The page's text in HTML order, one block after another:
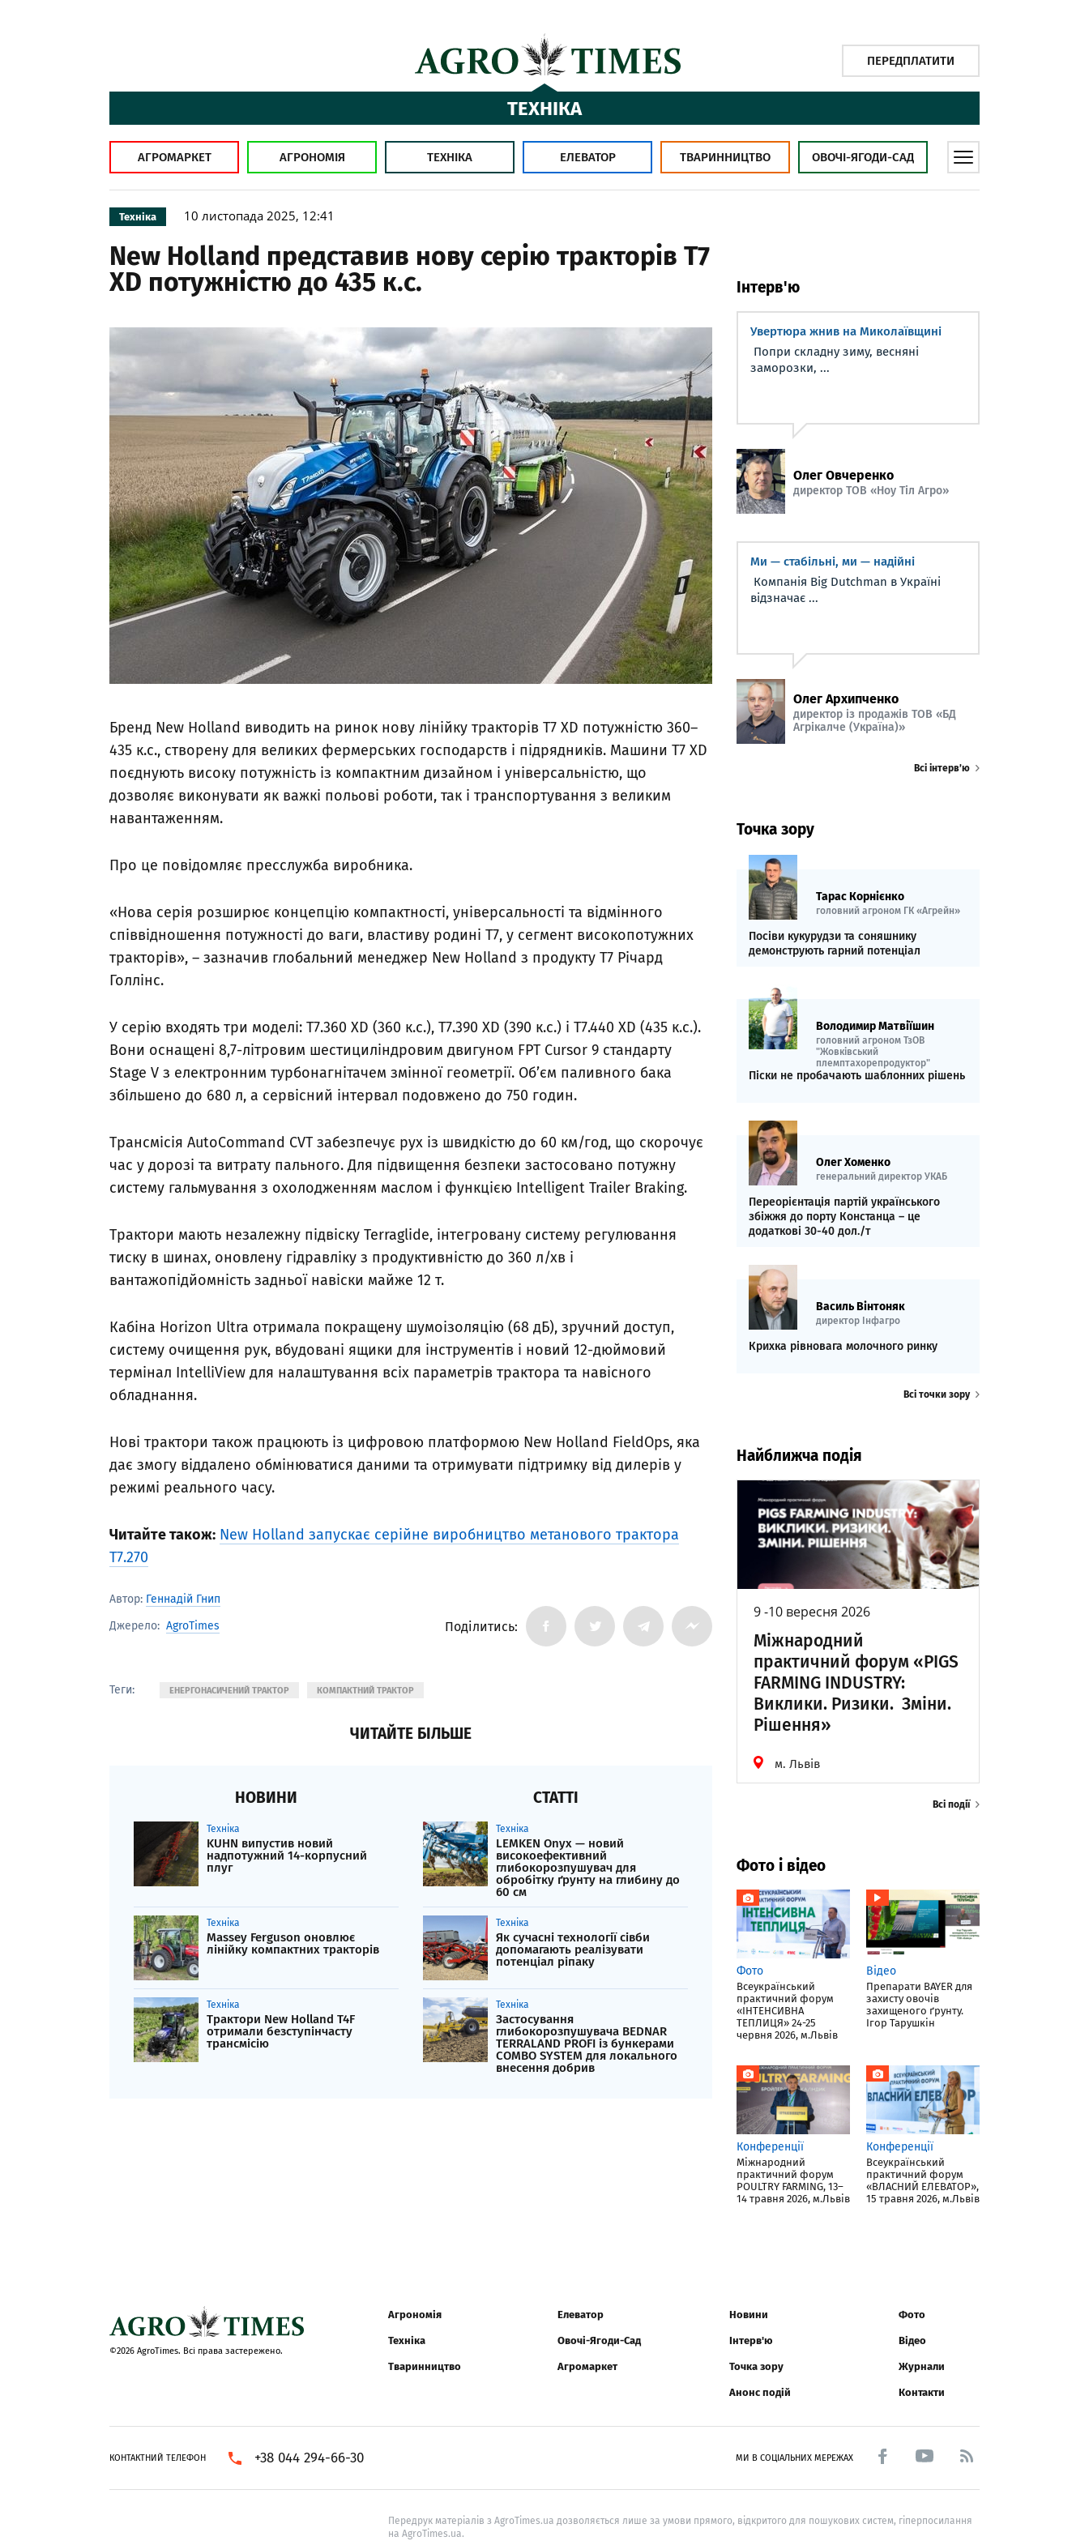
ПЕРЕДПЛАТИТИ
ТЕХНІКА
АГРОМАРКЕТ АГРОНОМІЯ ТЕХНІКА ЕЛЕВАТОР ТВАРИННИЦТВО ОВОЧІ-ЯГОДИ-САД
Техніка 10 листопада 2025, 12:41
New Holland представив нову серію тракторів T7
XD потужністю до 435 к.с.
Бренд New Holland виводить на ринок нову лінійку тракторів T7 XD потужністю 360–
435 к.с., створену для великих фермерських господарств і підрядників. Машини T7 XD
поєднують високу потужність із компактним дизайном і універсальністю, що
дозволяє виконувати як важкі польові роботи, так і транспортування з великим
навантаженням.
Про це повідомляє пресслужба виробника.
«Нова серія розширює концепцію компактності, універсальності та відмінного
співвідношення потужності до ваги, властиву родині T7, у сегмент високопотужних
тракторів», – зазначив глобальний менеджер New Holland з продукту T7 Річард
Голлінс.
У серію входять три моделі: T7.360 XD (360 к.с.), T7.390 XD (390 к.с.) і T7.440 XD (435 к.с.).
Вони оснащені 8,7-літровим шестициліндровим двигуном FPT Cursor 9 стандарту
Stage V з електронним турбонагнітачем змінної геометрії. Об’єм паливного бака
збільшено до 680 л, а сервісний інтервал подовжено до 750 годин.
Трансмісія AutoCommand CVT забезпечує рух із швидкістю до 60 км/год, що скорочує
час у дорозі та витрату пального. Для підвищення безпеки застосовано потужну
систему гальмування з охолодженням маслом і функцією Intelligent Trailer Braking.
Трактори мають незалежну підвіску Terraglide, інтегровану систему регулювання
тиску в шинах, оновлену гідравліку з продуктивністю до 360 л/хв і
вантажопідйомність задньої навіски майже 12 т.
Кабіна Horizon Ultra отримала покращену шумоізоляцію (68 дБ), зручний доступ,
систему очищення рук, вбудовані ящики для інструментів і новий 12-дюймовий
термінал IntelliView для налаштування всіх параметрів трактора та навісного
обладнання.
Нові трактори також працюють із цифровою платформою New Holland FieldOps, яка
дає змогу віддалено обмінюватися даними та отримувати підтримку від дилерів у
режимі реального часу.
Читайте також: New Holland запускає серійне виробництво метанового трактора
T7.270
Автор: Геннадій Гнип
Джерело: AgroTimes Поділитись:
Теги: ЕНЕРГОНАСИЧЕНИЙ ТРАКТОР КОМПАКТНИЙ ТРАКТОР
ЧИТАЙТЕ БІЛЬШЕ
НОВИНИ
Техніка
KUHN випустив новий
надпотужний 14-корпусний
плуг
Техніка
Massey Ferguson оновлює
лінійку компактних тракторів
Техніка
Трактори New Holland T4F
отримали безступінчасту
трансмісію
СТАТТІ
Техніка
LEMKEN Onyx — новий
високоефективний
глибокорозпушувач для
обробітку ґрунту на глибину до
60 см
Техніка
Як сучасні технології сівби
допомагають реалізувати
потенціал ріпаку
Техніка
Застосування
глибокорозпушувача BEDNAR
TERRALAND PROFI із бункерами
COMBO SYSTEM для локального
внесення добрив
Інтерв'ю
Увертюра жнив на Миколаївщині
Попри складну зиму, весняні
заморозки, ...
Олег Овчеренко
директор ТОВ «Ноу Тіл Агро»
Ми — стабільні, ми — надійні
Компанія Big Dutchman в Україні
відзначає ...
Олег Архипченко
директор із продажів ТОВ «БД
Агрікалче (Україна)»
Всі інтерв’ю
Точка зору
Тарас Корнієнко
головний агроном ГК «Агрейн»
Посіви кукурудзи та соняшнику
демонструють гарний потенціал
Володимир Матвіїшин
головний агроном ТзОВ
"Жовківський
племптахорепродуктор"
Піски не пробачають шаблонних рішень
Олег Хоменко
генеральний директор УКАБ
Переорієнтація партій українського
збіжжя до порту Констанца – це
додаткові 30-40 дол./т
Василь Вінтоняк
директор Інфагро
Крихка рівновага молочного ринку
Всі точки зору
Найближча подія
9 -10 вересня 2026
Міжнародний
практичний форум «PIGS
FARMING INDUSTRY:
Виклики. Ризики. Зміни.
Рішення»
м. Львів
Всі події
Фото і відео
Фото
Всеукраїнський
практичний форум
«ІНТЕНСИВНА
ТЕПЛИЦЯ» 24-25
червня 2026, м.Львів
Відео
Препарати BAYER для
захисту овочів
захищеного ґрунту.
Ігор Тарушкін
Конференції
Міжнародний
практичний форум
POULTRY FARMING, 13–
14 травня 2026, м.Львів
Конференції
Всеукраїнський
практичний форум
«ВЛАСНИЙ ЕЛЕВАТОР»,
15 травня 2026, м.Львів
©2026 AgroTimes. Всі права застережено.
Агрономія
Техніка
Тваринництво
Елеватор
Овочі-Ягоди-Сад
Агромаркет
Новини
Інтерв'ю
Точка зору
Анонс подій
Фото
Відео
Журнали
Контакти
КОНТАКТНИЙ ТЕЛЕФОН +38 044 294-66-30 МИ В СОЦІАЛЬНИХ МЕРЕЖАХ
Передрук матеріалів з AgroTimes.ua дозволяється лише за умови прямого, відкритого для пошукових систем, гіперпосилання
на AgroTimes.ua.